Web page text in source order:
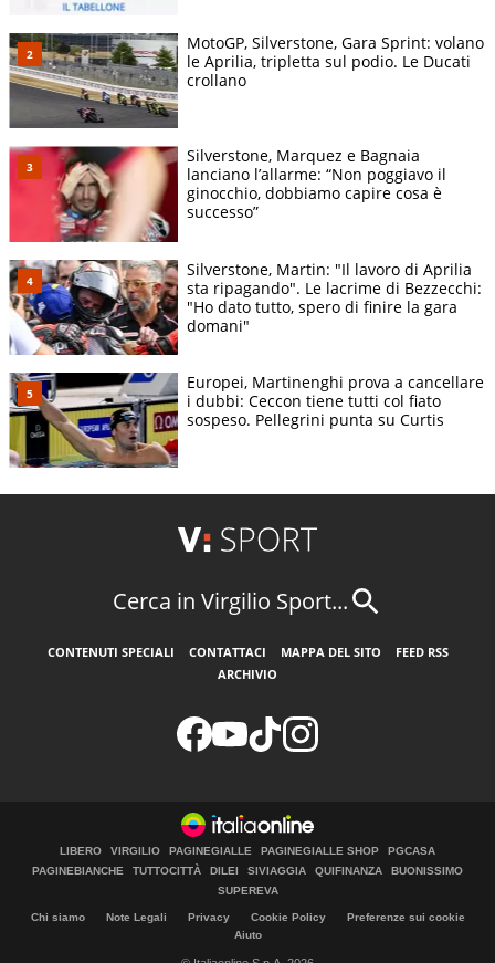
MotoGP, Silverstone, Gara Sprint: volano
le Aprilia, tripletta sul podio. Le Ducati
crollano
Silverstone, Marquez e Bagnaia
lanciano l’allarme: “Non poggiavo il
ginocchio, dobbiamo capire cosa è
successo”
Silverstone, Martin: "Il lavoro di Aprilia
sta ripagando". Le lacrime di Bezzecchi:
"Ho dato tutto, spero di finire la gara
domani"
Europei, Martinenghi prova a cancellare
i dubbi: Ceccon tiene tutti col fiato
sospeso. Pellegrini punta su Curtis
Cerca in Virgilio Sport...
CONTENUTI SPECIALI CONTATTACI MAPPA DEL SITO
FEED RSS
ARCHIVIO
LIBERO VIRGILIO PAGINEGIALLE PAGINEGIALLE SHOP
PGCASA
PAGINEBIANCHE
TUTTOCITTÀ DILEI SIVIAGGIA QUIFINANZA
BUONISSIMO
SUPEREVA
Chi siamo Note Legali Privacy Cookie Policy
Preferenze sui cookie
Aiuto